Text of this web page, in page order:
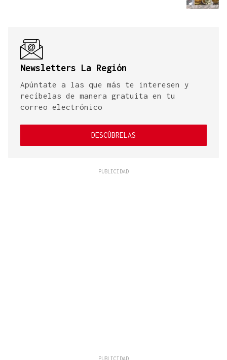
Newsletters La Región
Apúntate a las que más te interesen y
recíbelas de manera gratuita en tu
correo electrónico
DESCÚBRELAS